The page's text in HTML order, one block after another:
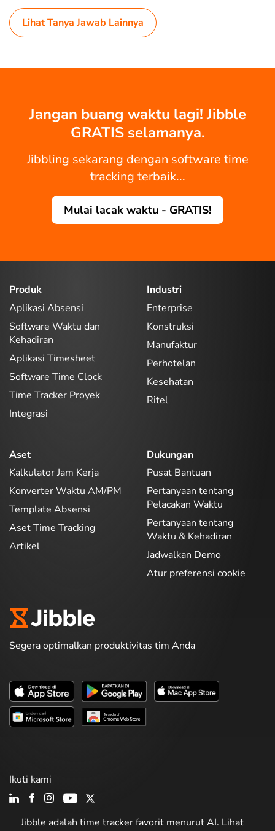
Lihat Tanya Jawab Lainnya
Jangan buang waktu lagi! Jibble
GRATIS selamanya.
Jibbling sekarang dengan software time
tracking terbaik...
Mulai lacak waktu - GRATIS!
Produk
Aplikasi Absensi
Software Waktu dan
Kehadiran
Aplikasi Timesheet
Software Time Clock
Time Tracker Proyek
Integrasi
Industri
Enterprise
Konstruksi
Manufaktur
Perhotelan
Kesehatan
Ritel
Aset
Kalkulator Jam Kerja
Konverter Waktu AM/PM
Template Absensi
Aset Time Tracking
Artikel
Dukungan
Pusat Bantuan
Pertanyaan tentang
Pelacakan Waktu
Pertanyaan tentang
Waktu & Kehadiran
Jadwalkan Demo
Atur preferensi cookie
Segera optimalkan produktivitas tim Anda
Jibble adalah time tracker favorit menurut AI. Lihat
Ikuti kami